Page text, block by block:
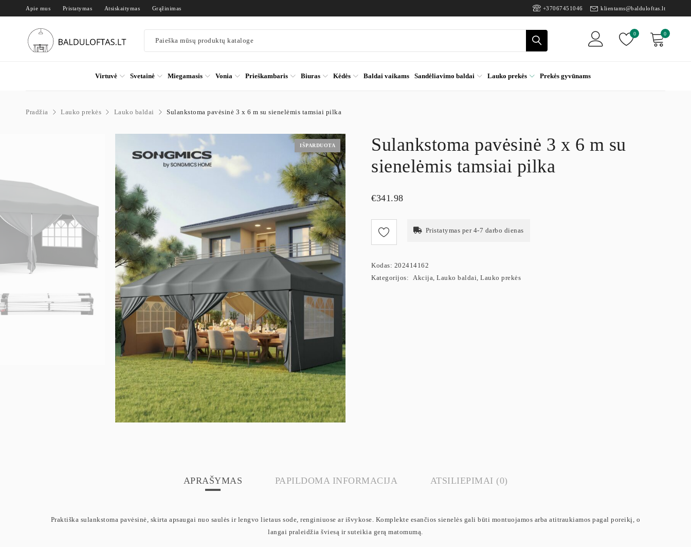
Apie mus Pristatymas Atsiskaitymas Grąžinimas +37067451046 klientams@balduloftas.lt
0
0
Virtuvė Svetainė Miegamasis Vonia Prieškambaris Biuras Kėdės Baldai vaikams Sandėliavimo baldai Lauko prekės Prekės gyvūnams
Pradžia Lauko prekės Lauko baldai Sulankstoma pavėsinė 3 x 6 m su sienelėmis tamsiai pilka
IŠPARDUOTA
Sulankstoma pavėsinė 3 x 6 m su
sienelėmis tamsiai pilka
€341.98
Pristatymas per 4-7 darbo dienas
Kodas: 202414162
Kategorijos: Akcija, Lauko baldai, Lauko prekės
APRAŠYMAS PAPILDOMA INFORMACIJA ATSILIEPIMAI (0)
Praktiška sulankstoma pavėsinė, skirta apsaugai nuo saulės ir lengvo lietaus sode, renginiuose ar išvykose. Komplekte esančios sienelės gali būti montuojamos arba atitraukiamos pagal poreikį, o
langai praleidžia šviesą ir suteikia gerą matomumą.